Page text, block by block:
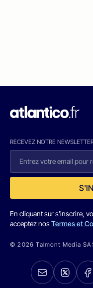
RECEVEZ NOTRE
En cliquant sur s'inscrire,
acceptez nosTermes et
© 2026 Talmont Media